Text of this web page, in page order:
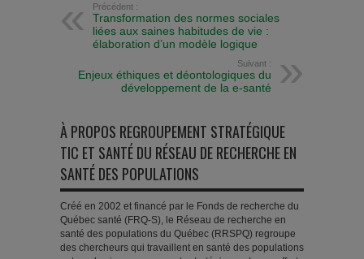
Précédent :
Transformation des normes sociales
liées aux saines habitudes de vie :
élaboration d’un modèle logique
Suivant :
Enjeux éthiques et déontologiques du
développement de la e-santé
À PROPOS REGROUPEMENT STRATÉGIQUE
TIC ET SANTÉ DU RÉSEAU DE RECHERCHE EN
SANTÉ DES POPULATIONS
Créé en 2002 et financé par le Fonds de recherche du
Québec santé (FRQ-S), le Réseau de recherche en
santé des populations du Québec (RRSPQ) regroupe
des chercheurs qui travaillent en santé des populations